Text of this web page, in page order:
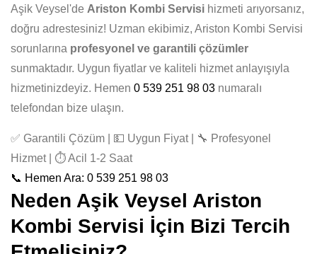
Aşik Veysel'de Ariston Kombi Servisi hizmeti arıyorsanız,
doğru adrestesiniz! Uzman ekibimiz, Ariston Kombi Servisi
sorunlarına profesyonel ve garantili çözümler
sunmaktadır. Uygun fiyatlar ve kaliteli hizmet anlayışıyla
hizmetinizdeyiz. Hemen 0 539 251 98 03 numaralı
telefondan bize ulaşın.
✅ Garantili Çözüm | 💵 Uygun Fiyat | 🔧 Profesyonel
Hizmet | ⏱️ Acil 1-2 Saat
📞 Hemen Ara: 0 539 251 98 03
Neden Aşik Veysel Ariston
Kombi Servisi İçin Bizi Tercih